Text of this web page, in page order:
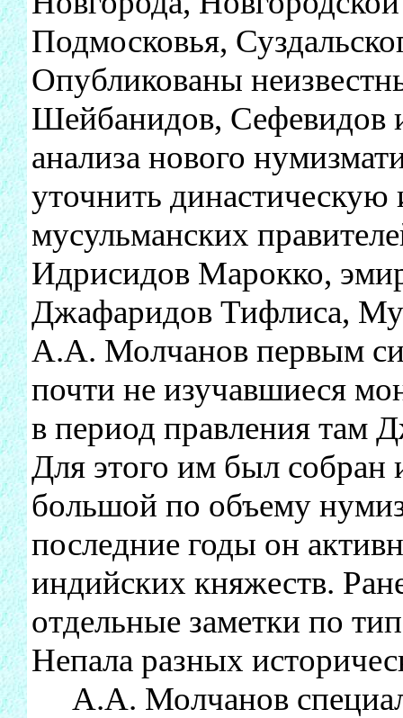
Подмосковья,
Опубликованы
Шейбанидов, Сефевидов
анализа нового
уточнить
мусульманских
Идрисидов Марокко,
Джафаридов Тифлиса,
А.А. Молчанов первым
почти не изучавшиеся
в период правления там
Для этого им был собран
большой по объему
последние годы он
индийских княжеств.
отдельные заметки по
Непала разных
А.А. Молчанов